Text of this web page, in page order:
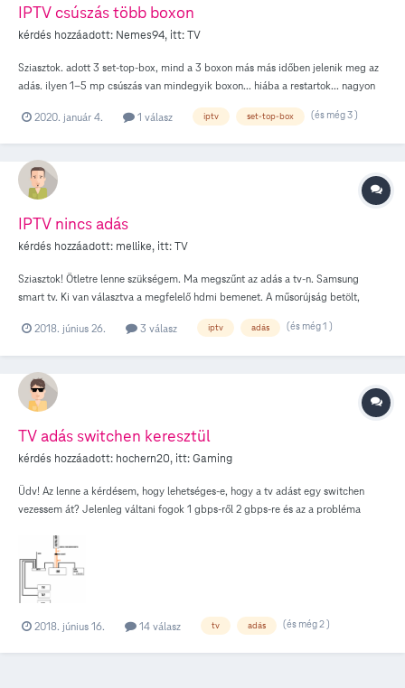
IPTV csúszás több boxon
kérdés hozzáadott: Nemes94, itt:TV
Sziasztok. adott 3 set-top-box, mind a 3 boxon más más időben jelenik meg az
adás. ilyen 1–5 mp csúszás van mindegyik boxon... hiába a restartok... nagyon
ötlete? köszi előre is. Nemes Tibor
2020. január 4. 1 válasz iptv set-top-box (és még 3 )
IPTV nincs adás
kérdés hozzáadott: mellike, itt:TV
Sziasztok! Ötletre lenne szükségem. Ma megszűnt az adás a tv-n. Samsung
smart tv. Ki van választva a megfelelő hdmi bemenet. A műsorújság betölt,
keresni, de nem tudok semmit elindítani. Kölcsönzés él is ez a helyzet, az
semmihez. A beltéri egységet az alkalmazásoknak belülről újraindítottam.
Köszönöm!
2018. június 26. 3 válasz iptv adás (és még 1 )
TV adás switchen keresztül
kérdés hozzáadott: hochern20, itt:Gaming
Üdv! Az lenne a kérdésem, hogy lehetséges-e, hogy a tv adást egy switchen
vezessem át? Jelenleg váltani fogok 1 gbps-ről 2 gbps-re és az a probléma
sebességet úgy érik el, hogy kettő 1 gigás portra kötnek egy eszközt. Mivel
bonyolult lenne leírnom, a hálózatom kinézetét, ezért csináltam egy "rajzot".
2018. június 16. 14 válasz tv adás (és még 2 )